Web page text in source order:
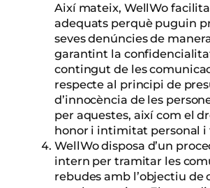
Així mateix, WellWo
adequats perquè puguin
seves denúncies de
garantint la
contingut de les
respecte al principi de
d’innocència de les
per aquestes, així com el
honor i intimitat personal i
WellWo disposa d’un
intern per tramitar les
rebudes amb l’objectiu de